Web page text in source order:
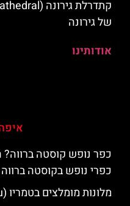
של גירונה
אודותינו
כפר נופש קוסטה ברווה?
כפרי נופש בקוסטה ברווה
מלונות מומלצים בטמריו (Tamariu) קוסטה בראווה